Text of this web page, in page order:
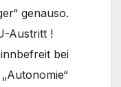
genauso.
Austritt !
bei